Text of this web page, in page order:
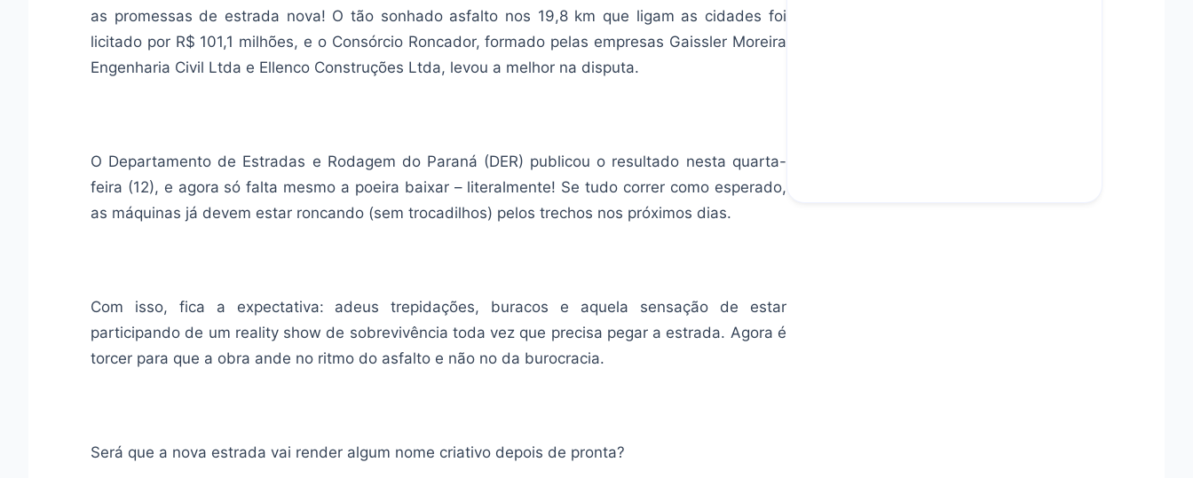
as promessas de estrada nova! O tão sonhado asfalto nos 19,8 km que ligam as cidades foi
licitado por R$ 101,1 milhões, e o Consórcio Roncador, formado pelas empresas Gaissler Moreira
Engenharia Civil Ltda e Ellenco Construções Ltda, levou a melhor na disputa.
O Departamento de Estradas e Rodagem do Paraná (DER) publicou o resultado nesta quarta-
feira (12), e agora só falta mesmo a poeira baixar – literalmente! Se tudo correr como esperado,
as máquinas já devem estar roncando (sem trocadilhos) pelos trechos nos próximos dias.
Com isso, fica a expectativa: adeus trepidações, buracos e aquela sensação de estar
participando de um reality show de sobrevivência toda vez que precisa pegar a estrada. Agora é
torcer para que a obra ande no ritmo do asfalto e não no da burocracia.
Será que a nova estrada vai render algum nome criativo depois de pronta?